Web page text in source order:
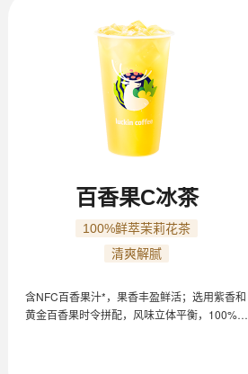
百香果C冰茶
100%鲜萃茉莉花茶
清爽解腻
含NFC百香果汁*，果香丰盈鲜活；选用紫香和
黄金百香果时令拼配，风味立体平衡，100%鲜